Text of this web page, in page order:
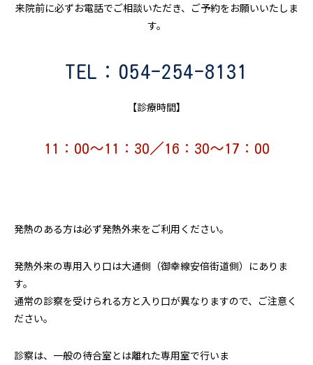
来院前に必ずお電話でご相談いただき、ご予約をお願いいたしま
す。
TEL：054-254-8131
【診療時間】
11：00～11：30／16：30～17：00
発熱のある方は必ず発熱外来をご利用ください。
発熱外来の専用入り口は大通側（御幸線安倍街道側）にありま
す
通常の診察を受けられる方と入り口が異なりますので、ご注意く
ださい。
診察は、一般の待合室とは離れた専用室で行いま